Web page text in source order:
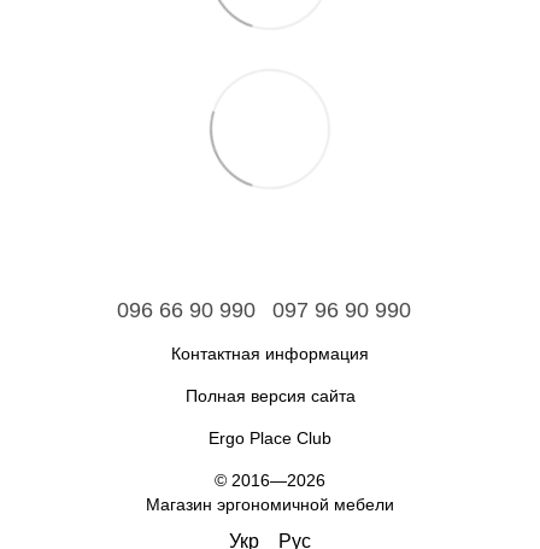
096 66 90 990 097 96 90 990
Контактная информация
Полная версия сайта
Ergo Place Club
© 2016—2026
Магазин эргономичной мебели
Укр Рус